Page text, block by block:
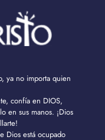
ya no importa quien
confía en DIOS,
en sus manos. ¡Dios
Dios está ocupado